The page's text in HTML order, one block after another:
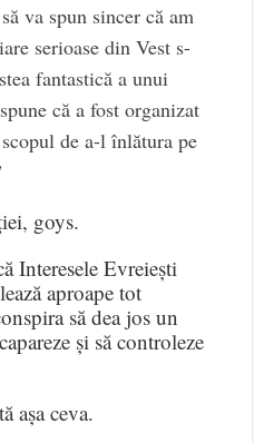
va spun sincer că am
serioase din Vest s-
fantastică a unui
că a fost organizat
de a-l înlătura pe
goys.
Interesele Evreiești
aproape tot
să dea jos un
și să controleze
așa ceva.